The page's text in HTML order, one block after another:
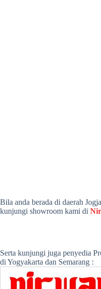
Bila anda berada di daerah
kunjungi showroom kami di
Serta kunjungi juga penyedia
di Yogyakarta dan Semarang :